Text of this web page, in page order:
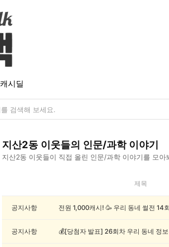
캐시딜
지산2동 이웃들의 인문/과학이야기
지산2동 이웃들이 직접 올린 인문/과학 이야기를 모아
2
제목
공지사항
공지사항